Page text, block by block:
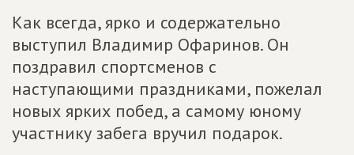
Как всегда, ярко и содержательно
выступил Владимир Офаринов. Он
поздравил спортсменов с
наступающими праздниками, пожелал
новых ярких побед, а самому юному
участнику забега вручил подарок.